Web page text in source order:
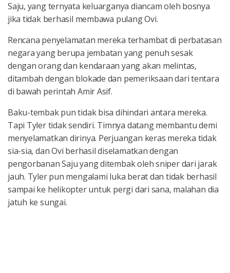
Saju, yang ternyata keluarganya diancam oleh bosnya
jika tidak berhasil membawa pulang Ovi.
Rencana penyelamatan mereka terhambat di perbatasan
negara yang berupa jembatan yang penuh sesak
dengan orang dan kendaraan yang akan melintas,
ditambah dengan blokade dan pemeriksaan dari tentara
di bawah perintah Amir Asif.
Baku-tembak pun tidak bisa dihindari antara mereka.
Tapi Tyler tidak sendiri. Timnya datang membantu demi
menyelamatkan dirinya. Perjuangan keras mereka tidak
sia-sia, dan Ovi berhasil diselamatkan dengan
pengorbanan Saju yang ditembak oleh sniper dari jarak
jauh. Tyler pun mengalami luka berat dan tidak berhasil
sampai ke helikopter untuk pergi dari sana, malahan dia
jatuh ke sungai.